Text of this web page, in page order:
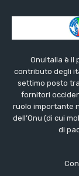
OnuItalia è il
contributo degli
settimo posto
fornitori
ruolo importante
dell’Onu (di cui
di